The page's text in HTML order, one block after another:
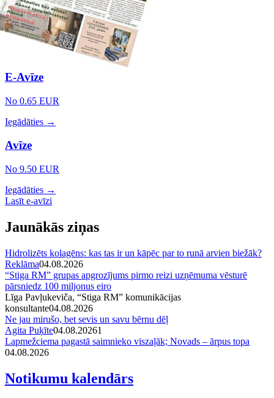
E-Avīze
No 0.65 EUR
Iegādāties →
Avīze
No 9.50 EUR
Iegādāties →
Lasīt e-avīzi
Jaunākās ziņas
Hidrolizēts kolagēns: kas tas ir un kāpēc par to runā arvien biežāk?
Reklāma04.08.2026
“Stiga RM” grupas apgrozījums pirmo reizi uzņēmuma vēsturē
pārsniedz 100 miljonus eiro
Līga Pavļukeviča, “Stiga RM” komunikācijas
konsultante04.08.2026
Ne jau mirušo, bet sevis un savu bērnu dēļ
Agita Puķīte04.08.20261
Lapmežciema pagastā saimnieko viszaļāk; Novads – ārpus topa
04.08.2026
Notikumu kalendārs